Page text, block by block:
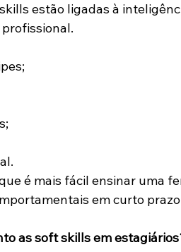
estão ligadas à
é mais fácil ensinar uma
em curto
as soft skills em